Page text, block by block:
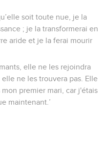
soit toute nue, je la
; je la transformerai en
aride et je la ferai mourir
elle ne les rejoindra
ne les trouvera pas. Elle
mon premier mari, car j'étais
maintenant.’